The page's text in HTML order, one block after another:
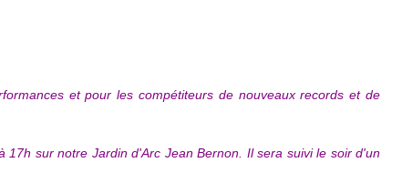
et pour les compétiteurs de nouveaux records et de
sur notre Jardin d'Arc Jean Bernon. Il sera suivi le soir d'un